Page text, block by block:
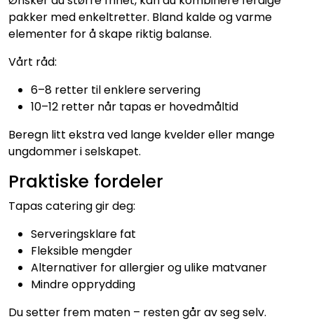
pakker med enkeltretter. Bland kalde og varme
elementer for å skape riktig balanse.
Vårt råd:
6–8 retter til enklere servering
10–12 retter når tapas er hovedmåltid
Beregn litt ekstra ved lange kvelder eller mange
ungdommer i selskapet.
Praktiske fordeler
Tapas catering gir deg:
Serveringsklare fat
Fleksible mengder
Alternativer for allergier og ulike matvaner
Mindre opprydding
Du setter frem maten – resten går av seg selv.